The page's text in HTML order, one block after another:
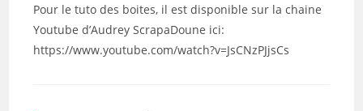
Pour le tuto des boites, il est disponible sur la chaine
Youtube d’Audrey ScrapaDoune ici:
https://www.youtube.com/watch?v=JsCNzPJjsCs